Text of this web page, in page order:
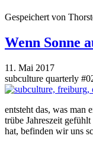
Gespeichert von
Wenn Sonne
11. Mai 2017
subculture quarterly
entsteht das, was man
trübe Jahreszeit
hat, befinden wir uns